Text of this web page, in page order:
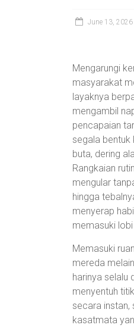
June 13, 2026
Mengarungi
masyarakat
layaknya
mengambil
pencapaian
segala
buta, dering
Rangkaian
mengular
hingga
menyerap
memasuki
Memasuki
mereda
harinya selalu
menyentuh
secara
kasatmata